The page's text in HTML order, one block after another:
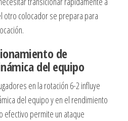
otro colocador se prepara para
de
del equipo
en la rotación 6-2 influye
del equipo y en el rendimiento
efectivo permite un ataque